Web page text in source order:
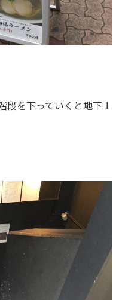
段を下っていくと地下１